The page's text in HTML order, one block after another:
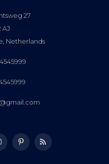
27
AJ
Netherlands